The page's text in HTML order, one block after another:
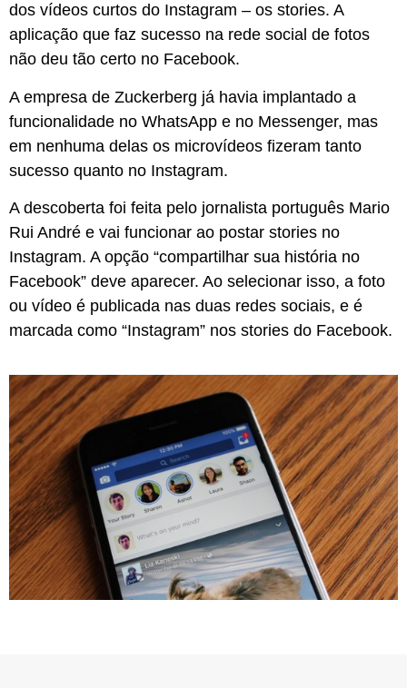
dos vídeos curtos do Instagram – os stories. A
aplicação que faz sucesso na rede social de fotos
não deu tão certo no Facebook.
A empresa de Zuckerberg já havia implantado a
funcionalidade no WhatsApp e no Messenger, mas
em nenhuma delas os microvídeos fizeram tanto
sucesso quanto no Instagram.
A descoberta foi feita pelo jornalista português Mario
Rui André e vai funcionar ao postar stories no
Instagram. A opção “compartilhar sua história no
Facebook” deve aparecer. Ao selecionar isso, a foto
ou vídeo é publicada nas duas redes sociais, e é
marcada como “Instagram” nos stories do Facebook.